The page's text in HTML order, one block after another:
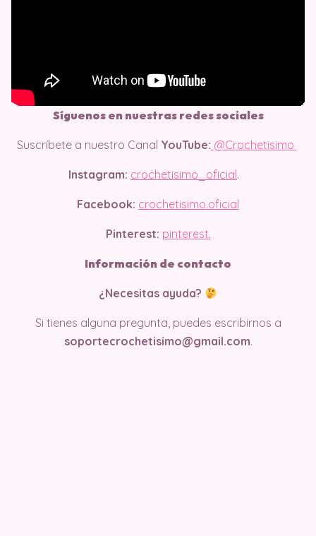
Síguenos en nuestras redes sociales
Suscríbete a nuestro Canal YouTube: @Crochetisimo
Instagram: crochetisimo_oficial .
Facebook: crochetisimo.oficial
Pinterest: pinterest.
Información de contacto
¿Necesitas ayuda?
Si tienes alguna pregunta, puedes escribirnos a
soportecrochetisimo@gmail.com.